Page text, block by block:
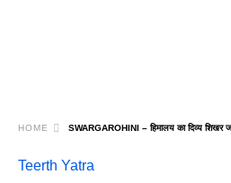
HOME SWARGAROHINI – हिमालय का दिव्य शिखर
Teerth Yatra